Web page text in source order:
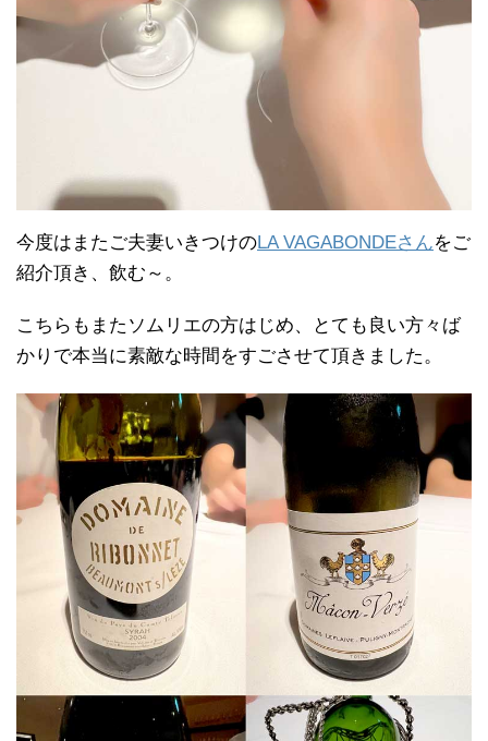
今度はまたご夫妻いきつけのLA VAGABONDEさんをご
紹介頂き、飲む～。
こちらもまたソムリエの方はじめ、とても良い方々ば
かりで本当に素敵な時間をすごさせて頂きました。